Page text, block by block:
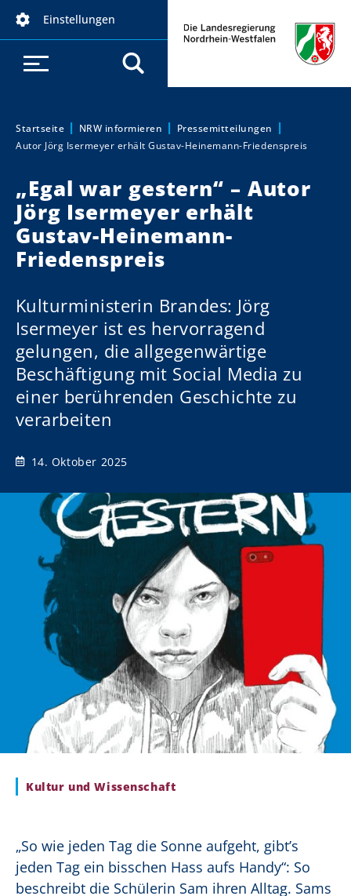
Einstellungen
Sie sind hier:
Startseite NRW informieren
Pressemitteilungen
Autor Jörg Isermeyer erhält Gustav-Heinemann-Friedenspreis
„Egal war gestern“ – Autor
Jörg Isermeyer erhält
Gustav-Heinemann-
Friedenspreis
Kulturministerin Brandes: Jörg
Isermeyer ist es hervorragend
gelungen, die allgegenwärtige
Beschäftigung mit Social Media zu
einer berührenden Geschichte zu
verarbeiten
14. Oktober 2025
Kultur und Wissenschaft
„So wie jeden Tag die Sonne aufgeht, gibt’s
jeden Tag ein bisschen Hass aufs Handy“: So
beschreibt die Schülerin Sam ihren Alltag. Sams